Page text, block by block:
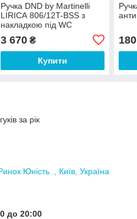
Ручка DND by Martinelli
LIRICA 806/12T-BSS з
накладкою під WC
3 670₴
Купити
180
за рік
Юність ., Київ, Україна
до 20:00